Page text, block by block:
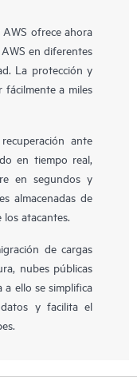
ofrece ahora
en diferentes
La protección y
fácilmente a miles
ante
en tiempo real,
en segundos y
almacenadas de
atacantes.
de cargas
nubes públicas
a ello se simplifica
y facilita el